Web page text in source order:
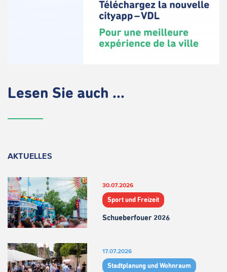
Lesen Sie auch ...
AKTUELLES
30.07.2026
Sport und Freizeit
Schueberfouer 2026
17.07.2026
Stadtplanung und Wohnraum